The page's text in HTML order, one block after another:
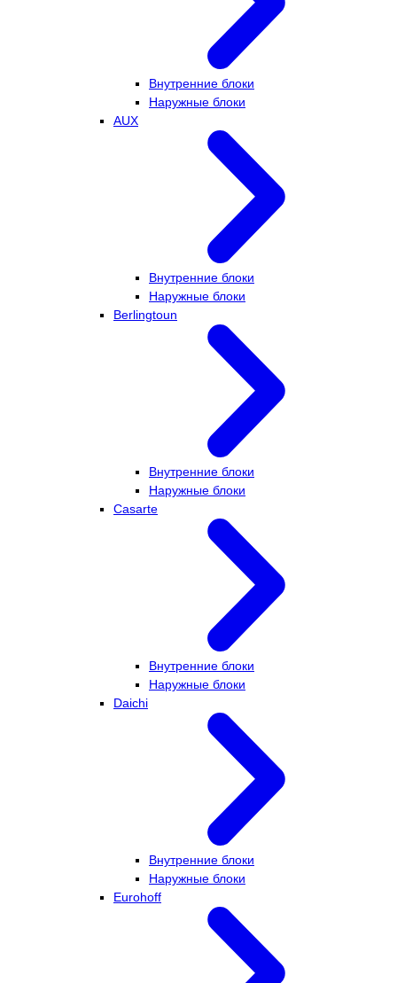
Внутренние блоки
Наружные блоки
AUX
Внутренние блоки
Наружные блоки
Berlingtoun
Внутренние блоки
Наружные блоки
Casarte
Внутренние блоки
Наружные блоки
Daichi
Внутренние блоки
Наружные блоки
Eurohoff